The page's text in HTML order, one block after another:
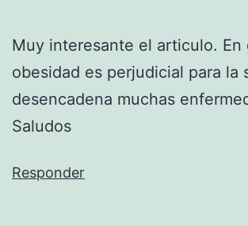
Muy interesante el articulo. En
obesidad es perjudicial para la
desencadena muchas
Saludos
Responder